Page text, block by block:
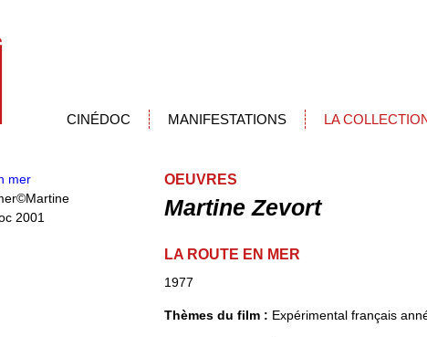
CINÉDOC MANIFESTATIONS LA
2001
OEUVRES
Martine Zevort
LA ROUTE EN MER
1977
Thèmes du film : Expérimental français